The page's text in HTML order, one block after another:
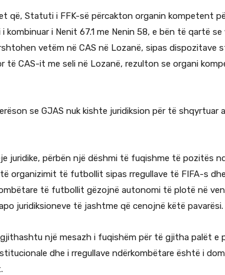
që, Statuti i FFK-së përcakton organin kompetent
kombinuar i Nenit 67.1 me Nenin 58, e bën të qartë
vetëm në CAS në Lozanë, sipas dispozitave
të CAS-it me seli në Lozanë, rezulton se organi
se GJAS nuk kishte juridiksion për të shqyrtuar
juridike, përbën një dëshmi të fuqishme të pozitës
organizimit të futbollit sipas rregullave të FIFA-s dhe
të futbollit gëzojnë autonomi të plotë në
juridiksioneve të jashtme që cenojnë këtë pavarësi.
një mesazh i fuqishëm për të gjitha palët e
dhe i rregullave ndërkombëtare është i